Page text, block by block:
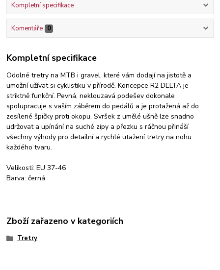
Kompletní specifikace
Komentáře 0
Kompletní specifikace
Odolné tretry na MTB i gravel, které vám dodají na jistotě a
umožní užívat si cyklistiku v přírodě. Koncepce R2 DELTA je
striktně funkční. Pevná, neklouzavá podešev dokonale
spolupracuje s vaším záběrem do pedálů a je protažená až do
zesílené špičky proti okopu. Svršek z umělé ušně lze snadno
udržovat a upínání na suché zipy a přezku s ráčnou přináší
všechny výhody pro detailní a rychlé utažení tretry na nohu
každého tvaru.
Velikosti: EU 37-46
Barva: černá
Zboží zařazeno v kategoriích
Tretry